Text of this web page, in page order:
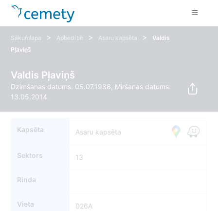
Sākumlapa > Apbedītie > Asaru kapsēta >
Valdis
Pļaviņš
Valdis Pļaviņš
Dzimšanas datums: 05.07.1938, Miršanas datums:
13.05.2014
Kapsēta Asaru kapsēta
Sektors 13
Rinda
Vieta 026A